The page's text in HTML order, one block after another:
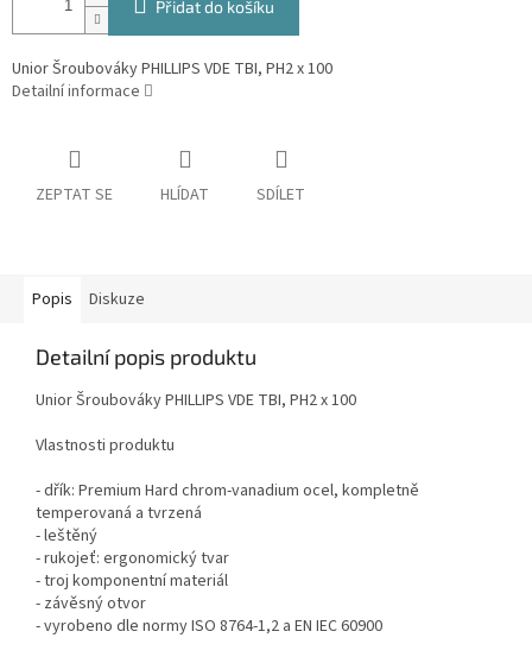
Přidat do košíku
Unior Šroubováky PHILLIPS VDE TBI, PH2 x 100
Detailní informace
ZEPTAT SE HLÍDAT SDÍLET
Popis Diskuze
Detailní popis produktu
Unior Šroubováky PHILLIPS VDE TBI, PH2 x 100
Vlastnosti produktu
- dřík: Premium Hard chrom-vanadium ocel, kompletně
temperovaná a tvrzená
- leštěný
- rukojeť: ergonomický tvar
- troj komponentní materiál
- závěsný otvor
- vyrobeno dle normy ISO 8764-1,2 a EN IEC 60900